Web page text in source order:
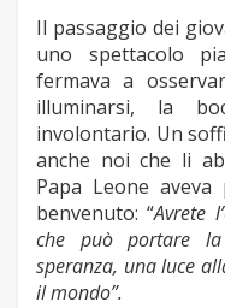
Il passaggio dei
uno spettacolo
fermava a
illuminarsi, la
involontario. Un
anche noi che li
Papa Leone
benvenuto: “Avrete
che può portare
speranza, una luce
il mondo”.